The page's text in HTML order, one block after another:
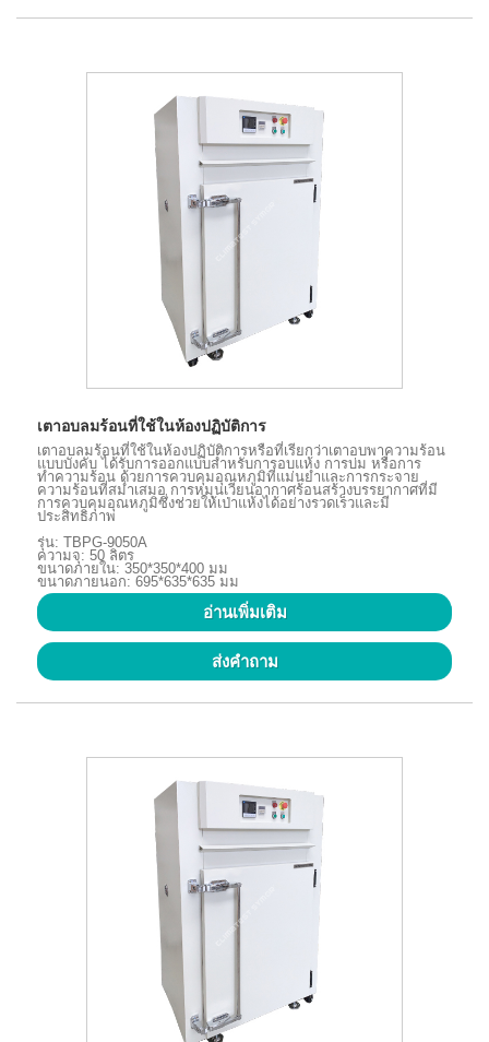
เตาอบลมร้อนที่ใช้ในห้องปฏิบัติการ
เตาอบลมร้อนที่ใช้ในห้องปฏิบัติการหรือที่เรียกว่าเตาอบพาความร้อน
แบบบังคับ ได้รับการออกแบบสำหรับการอบแห้ง การบ่ม หรือการ
ทำความร้อน ด้วยการควบคุมอุณหภูมิที่แม่นยำและการกระจาย
ความร้อนที่สม่ำเสมอ การหมุนเวียนอากาศร้อนสร้างบรรยากาศที่มี
การควบคุมอุณหภูมิซึ่งช่วยให้เป่าแห้งได้อย่างรวดเร็วและมี
ประสิทธิภาพ
รุ่น: TBPG-9050A
ความจุ: 50 ลิตร
ขนาดภายใน: 350*350*400 มม
ขนาดภายนอก: 695*635*635 มม
อ่านเพิ่มเติม
ส่งคำถาม